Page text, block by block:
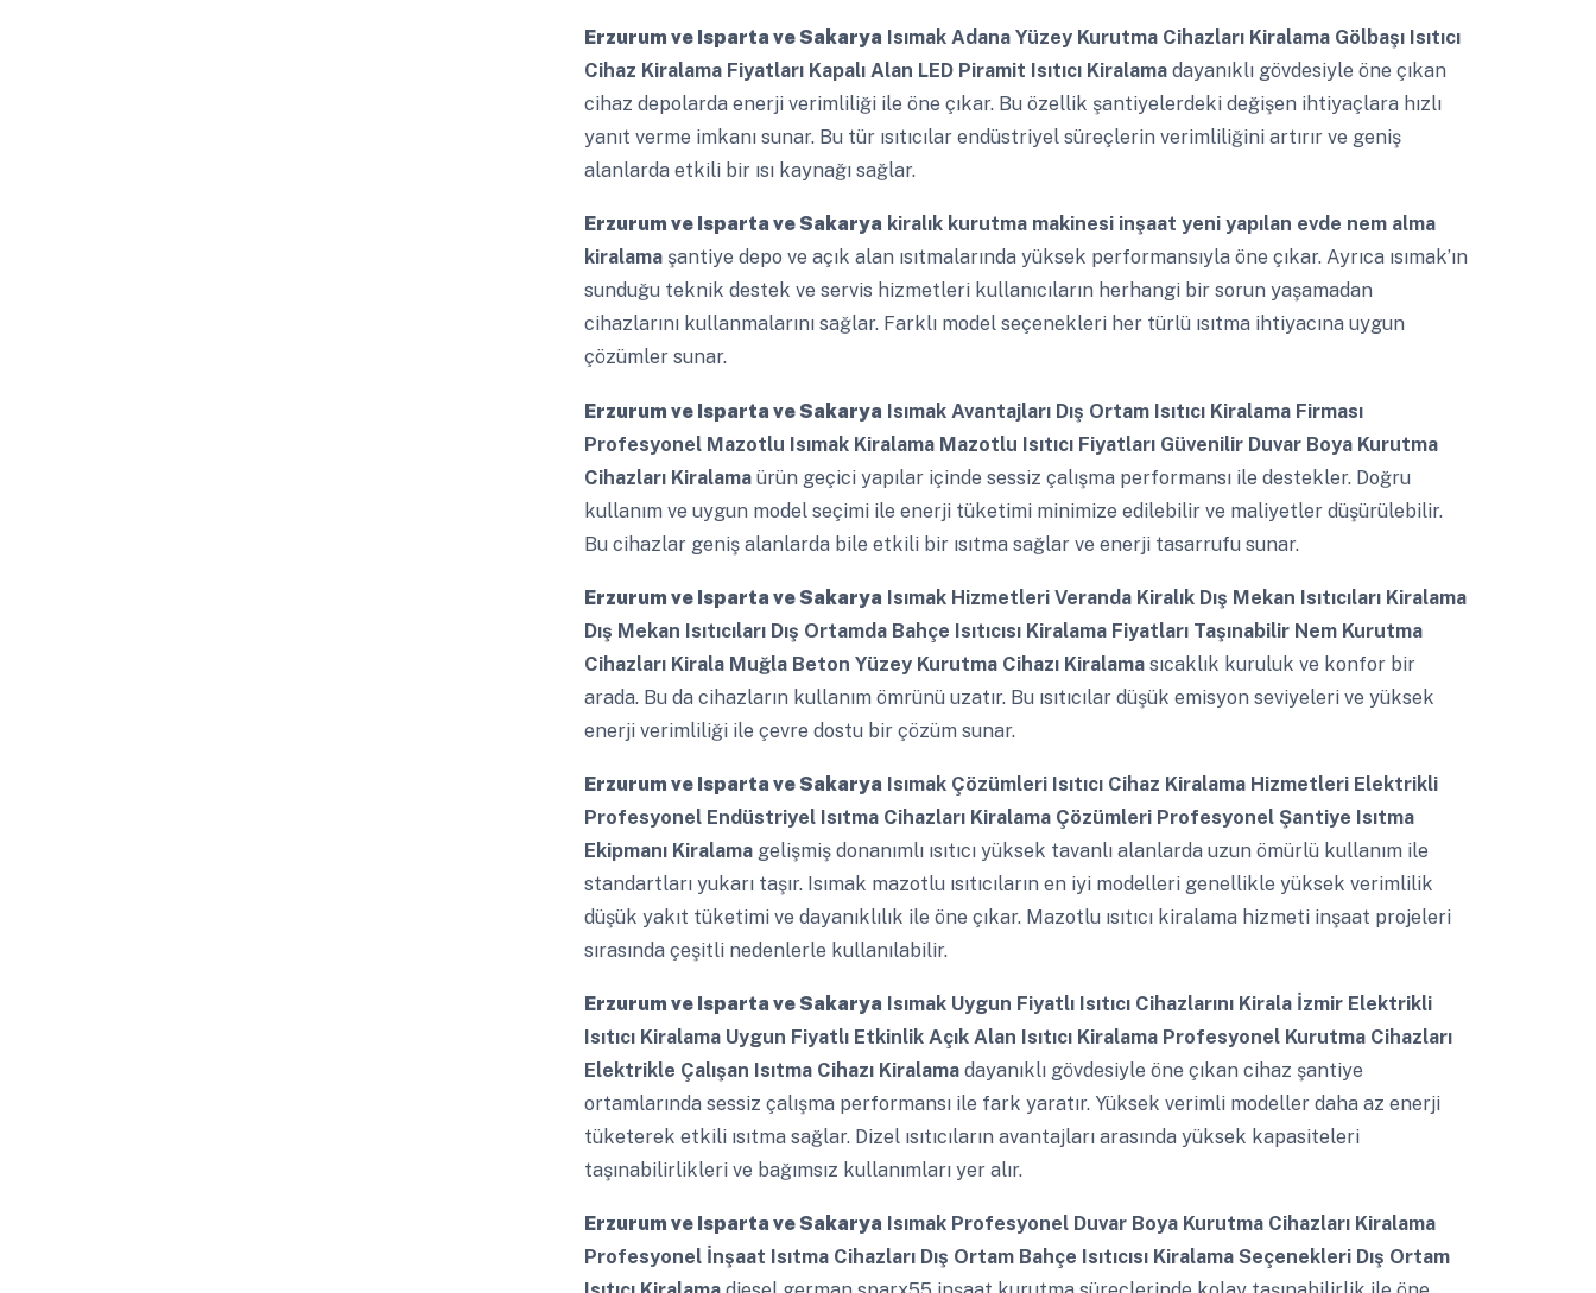
Erzurum ve Isparta ve Sakarya Isımak Adana Yüzey Kurutma Cihazları Kiralama Gölbaşı Isıtıcı
Cihaz Kiralama Fiyatları Kapalı Alan LED Piramit Isıtıcı Kiralamadayanıklı gövdesiyle öne çıkan
cihaz depolarda enerji verimliliği ile öne çıkar. Bu özellik şantiyelerdeki değişen ihtiyaçlara hızlı
yanıt verme imkanı sunar. Bu tür ısıtıcılar endüstriyel süreçlerin verimliliğini artırır ve geniş
alanlarda etkili bir ısı kaynağı sağlar.
Erzurum ve Isparta ve Sakarya kiralık kurutma makinesi inşaat yeni yapılan evde nem alma
kiralamaşantiye depo ve açık alan ısıtmalarında yüksek performansıyla öne çıkar. Ayrıca ısımak’ın
sunduğu teknik destek ve servis hizmetleri kullanıcıların herhangi bir sorun yaşamadan
cihazlarını kullanmalarını sağlar. Farklı model seçenekleri her türlü ısıtma ihtiyacına uygun
çözümler sunar.
Erzurum ve Isparta ve Sakarya Isımak Avantajları Dış Ortam Isıtıcı Kiralama Firması
Profesyonel Mazotlu Isımak Kiralama Mazotlu Isıtıcı Fiyatları Güvenilir Duvar Boya Kurutma
Cihazları Kiralamaürün geçici yapılar içinde sessiz çalışma performansı ile destekler. Doğru
kullanım ve uygun model seçimi ile enerji tüketimi minimize edilebilir ve maliyetler düşürülebilir.
Bu cihazlar geniş alanlarda bile etkili bir ısıtma sağlar ve enerji tasarrufu sunar.
Erzurum ve Isparta ve Sakarya Isımak Hizmetleri Veranda Kiralık Dış Mekan Isıtıcıları Kiralama
Dış Mekan Isıtıcıları Dış Ortamda Bahçe Isıtıcısı Kiralama Fiyatları Taşınabilir Nem Kurutma
Cihazları Kirala Muğla Beton Yüzey Kurutma Cihazı Kiralamasıcaklık kuruluk ve konfor bir
arada. Bu da cihazların kullanım ömrünü uzatır. Bu ısıtıcılar düşük emisyon seviyeleri ve yüksek
enerji verimliliği ile çevre dostu bir çözüm sunar.
Erzurum ve Isparta ve Sakarya Isımak Çözümleri Isıtıcı Cihaz Kiralama Hizmetleri Elektrikli
Profesyonel Endüstriyel Isıtma Cihazları Kiralama Çözümleri Profesyonel Şantiye Isıtma
Ekipmanı Kiralamagelişmiş donanımlı ısıtıcı yüksek tavanlı alanlarda uzun ömürlü kullanım ile
standartları yukarı taşır. Isımak mazotlu ısıtıcıların en iyi modelleri genellikle yüksek verimlilik
düşük yakıt tüketimi ve dayanıklılık ile öne çıkar. Mazotlu ısıtıcı kiralama hizmeti inşaat projeleri
sırasında çeşitli nedenlerle kullanılabilir.
Erzurum ve Isparta ve Sakarya Isımak Uygun Fiyatlı Isıtıcı Cihazlarını Kirala İzmir Elektrikli
Isıtıcı Kiralama Uygun Fiyatlı Etkinlik Açık Alan Isıtıcı Kiralama Profesyonel Kurutma Cihazları
Elektrikle Çalışan Isıtma Cihazı Kiralamadayanıklı gövdesiyle öne çıkan cihaz şantiye
ortamlarında sessiz çalışma performansı ile fark yaratır. Yüksek verimli modeller daha az enerji
tüketerek etkili ısıtma sağlar. Dizel ısıtıcıların avantajları arasında yüksek kapasiteleri
taşınabilirlikleri ve bağımsız kullanımları yer alır.
Erzurum ve Isparta ve Sakarya Isımak Profesyonel Duvar Boya Kurutma Cihazları Kiralama
Profesyonel İnşaat Isıtma Cihazları Dış Ortam Bahçe Isıtıcısı Kiralama Seçenekleri Dış Ortam